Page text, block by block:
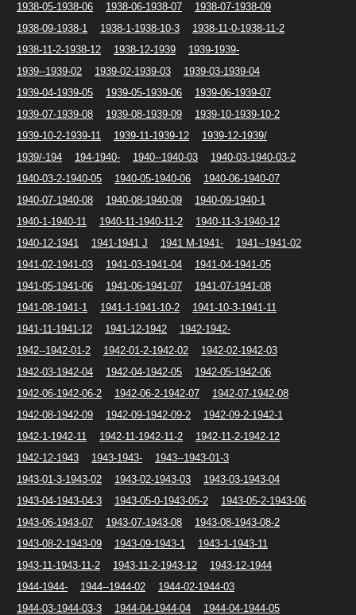
1938-05-1938-06
1938-06-1938-07
1938-07-1938-09
1938-09-1938-1
1938-1-1938-10-3
1938-11-0-1938-11-2
1938-11-2-1938-12
1938-12-1939
1939-1939-
1939--1939-02
1939-02-1939-03
1939-03-1939-04
1939-04-1939-05
1939-05-1939-06
1939-06-1939-07
1939-07-1939-08
1939-08-1939-09
1939-10-1939-10-2
1939-10-2-1939-11
1939-11-1939-12
1939-12-1939/
1939/-194
194-1940- 1940--1940-03
1940-03-1940-03-2
1940-03-2-1940-05
1940-05-1940-06
1940-06-1940-07
1940-07-1940-08
1940-08-1940-09
1940-09-1940-1
1940-1-1940-11
1940-11-1940-11-2
1940-11-3-1940-12
1940-12-1941
1941-1941 J 1941 M-1941-
1941--1941-02
1941-02-1941-03
1941-03-1941-04
1941-04-1941-05
1941-05-1941-06
1941-06-1941-07
1941-07-1941-08
1941-08-1941-1
1941-1-1941-10-2
1941-10-3-1941-11
1941-11-1941-12
1941-12-1942
1942-1942-
1942--1942-01-2
1942-01-2-1942-02
1942-02-1942-03
1942-03-1942-04
1942-04-1942-05
1942-05-1942-06
1942-06-1942-06-2
1942-06-2-1942-07
1942-07-1942-08
1942-08-1942-09
1942-09-1942-09-2
1942-09-2-1942-1
1942-1-1942-11
1942-11-1942-11-2
1942-11-2-1942-12
1942-12-1943
1943-1943-
1943--1943-01-3
1943-01-3-1943-02
1943-02-1943-03
1943-03-1943-04
1943-04-1943-04-3
1943-05-0-1943-05-2
1943-05-2-1943-06
1943-06-1943-07
1943-07-1943-08
1943-08-1943-08-2
1943-08-2-1943-09
1943-09-1943-1
1943-1-1943-11
1943-11-1943-11-2
1943-11-2-1943-12
1943-12-1944
1944-1944-
1944--1944-02
1944-02-1944-03
1944-03-1944-03-3
1944-04-1944-04
1944-04-1944-05